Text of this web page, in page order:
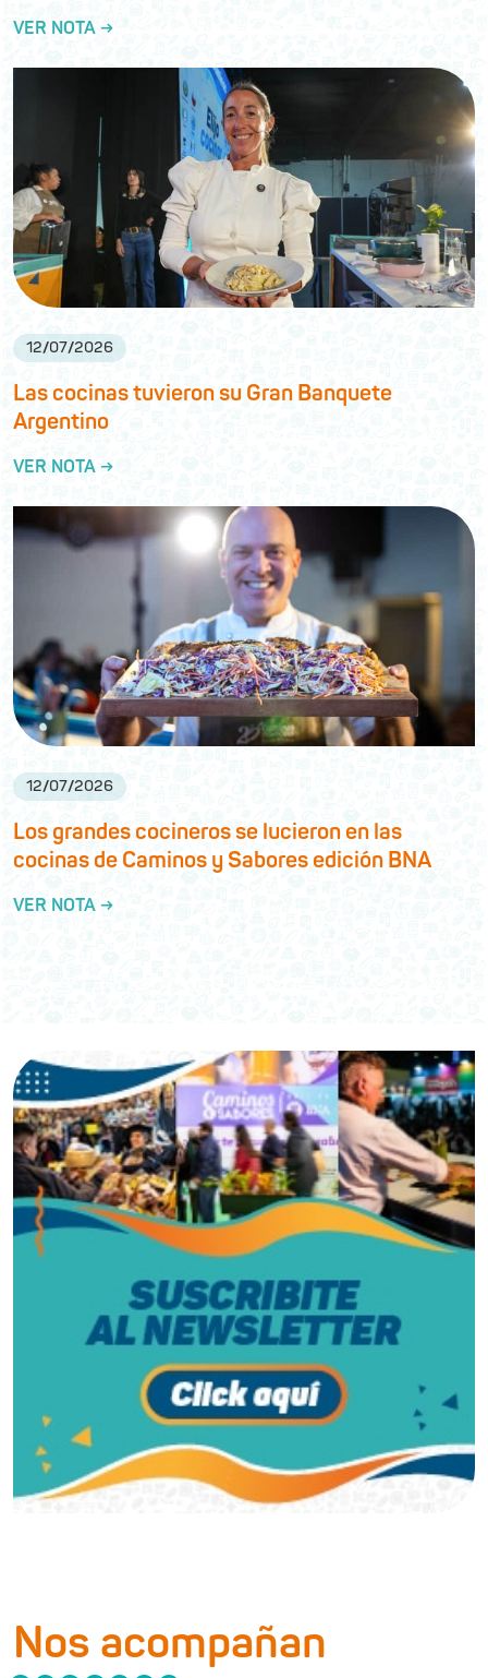
VER NOTA →
12/07/2026
Las cocinas tuvieron su Gran Banquete
Argentino
VER NOTA →
12/07/2026
Los grandes cocineros se lucieron en las
cocinas de Caminos y Sabores edición BNA
VER NOTA →
Nos acompañan